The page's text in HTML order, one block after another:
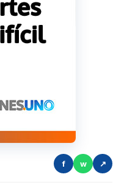
f w ↗